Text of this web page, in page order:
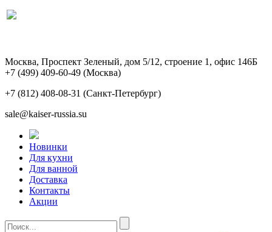
Москва, Проспект Зеленый, дом 5/12, строение 1, офис 146Б
+7 (499) 409-60-49 (Москва)
+7 (812) 408-08-31 (Санкт-Петербург)
sale@kaiser-russia.su
Новинки
Для кухни
Для ванной
Доставка
Контакты
Акции